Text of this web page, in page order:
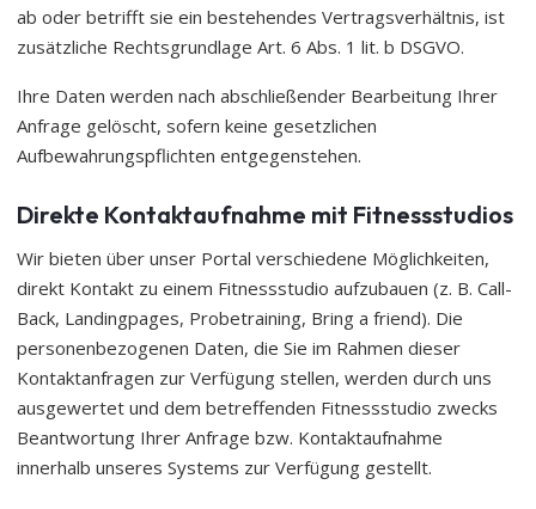
ab oder betrifft sie ein bestehendes Vertragsverhältnis, ist
zusätzliche Rechtsgrundlage Art. 6 Abs. 1 lit. b DSGVO.
Ihre Daten werden nach abschließender Bearbeitung Ihrer
Anfrage gelöscht, sofern keine gesetzlichen
Aufbewahrungspflichten entgegenstehen.
Direkte Kontaktaufnahme mit Fitnessstudios
Wir bieten über unser Portal verschiedene Möglichkeiten,
direkt Kontakt zu einem Fitnessstudio aufzubauen (z. B. Call-
Back, Landingpages, Probetraining, Bring a friend). Die
personenbezogenen Daten, die Sie im Rahmen dieser
Kontaktanfragen zur Verfügung stellen, werden durch uns
ausgewertet und dem betreffenden Fitnessstudio zwecks
Beantwortung Ihrer Anfrage bzw. Kontaktaufnahme
innerhalb unseres Systems zur Verfügung gestellt.